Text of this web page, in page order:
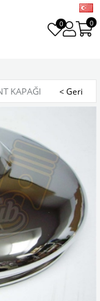
0 0
KAPAĞI